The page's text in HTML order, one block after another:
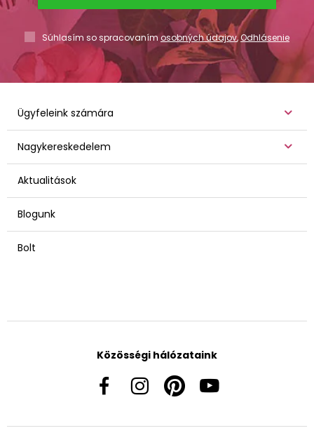
Súhlasím so spracovaním osobných údajov,Odhlásenie
Ügyfeleink számára
Nagykereskedelem
Aktualitások
Blogunk
Bolt
Közösségi hálózataink